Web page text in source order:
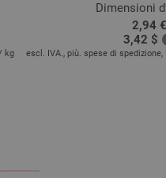
kg
Dimensioni
2,94 €
3,42 $
escl. IVA., più. spese di spedizione,